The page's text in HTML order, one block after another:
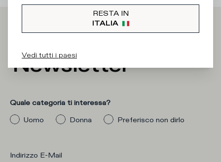
Iscriviti alla
Newsletter
Quale categoria ti interessa?
Uomo
Donna Preferisco non dirlo
Indirizzo E-Mail
RESTA IN
ITALIA
Vedi tutti i paesi